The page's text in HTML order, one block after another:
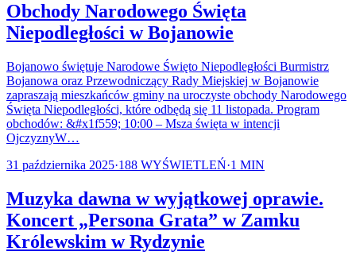
Obchody Narodowego Święta
Niepodległości w Bojanowie
Bojanowo świętuje Narodowe Święto Niepodległości Burmistrz
Bojanowa oraz Przewodniczący Rady Miejskiej w Bojanowie
zapraszają mieszkańców gminy na uroczyste obchody Narodowego
Święta Niepodległości, które odbędą się 11 listopada. Program
obchodów: &#x1f559; 10:00 – Msza święta w intencji
OjczyznyW…
31 października 2025·188 WYŚWIETLEŃ·1 MIN
Muzyka dawna w wyjątkowej oprawie.
Koncert „Persona Grata” w Zamku
Królewskim w Rydzynie